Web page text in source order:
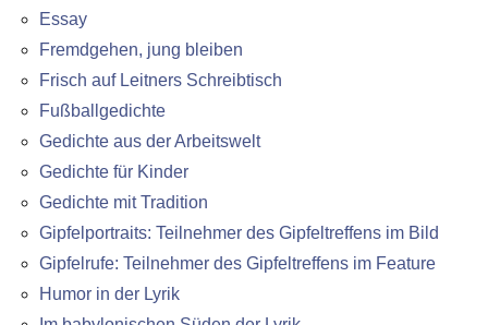
Essay
Fremdgehen, jung bleiben
Frisch auf Leitners Schreibtisch
Fußballgedichte
Gedichte aus der Arbeitswelt
Gedichte für Kinder
Gedichte mit Tradition
Gipfelportraits: Teilnehmer des Gipfeltreffens im Bild
Gipfelrufe: Teilnehmer des Gipfeltreffens im Feature
Humor in der Lyrik